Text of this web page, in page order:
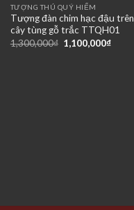
TƯỢNG THÚ QUÝ HIẾM
Tượng đàn chim hạc đậu trên
cây tùng gỗ trắc TTQH01
1,300,000₫ Giá
gốc
1,100,000₫Giá